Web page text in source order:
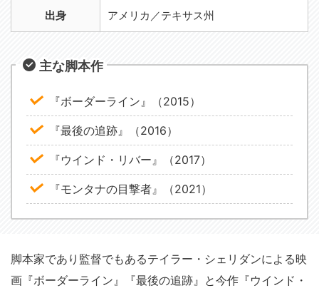
出身 アメリカ／テキサス州
主な脚本作
『ボーダーライン』（2015）
『最後の追跡』（2016）
『ウインド・リバー』（2017）
『モンタナの目撃者』（2021）
脚本家であり監督でもあるテイラー・シェリダンによる映
画『ボーダーライン』『最後の追跡』と今作『ウインド・